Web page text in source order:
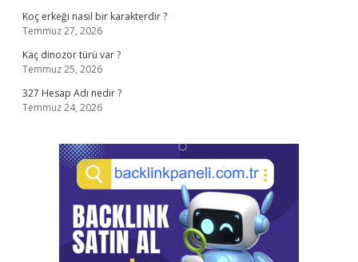
Koç erkeği nasıl bir karakterdir ?
Temmuz 27, 2026
Kaç dinozor türü var ?
Temmuz 25, 2026
327 Hesap Adı nedir ?
Temmuz 24, 2026